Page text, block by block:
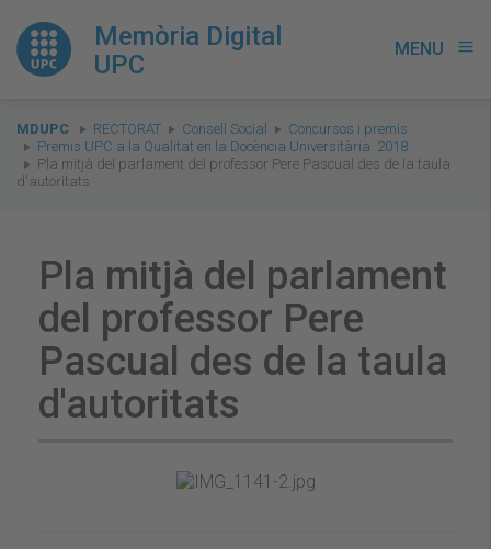
Memòria Digital
UPC
MENU menu
You
are
here:
MDUPC RECTORAT Consell Social
Concursos i premis
Premis UPC a la Qualitat en la Docència Universitària. 2018
Pla mitjà del parlament del professor Pere Pascual des de la taula
d'autoritats
Pla mitjà del parlament
del professor Pere
Pascual des de la taula
d'autoritats